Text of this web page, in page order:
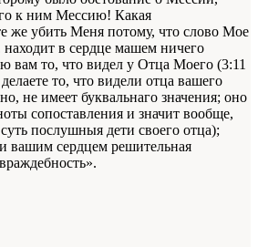
к ним Мессию! Какая
же убить Меня потому, что слово Мое
находит в сердце машем ничего
вам то, что видел у Отца Моего (3:11
то, что видели отца вашего
не имеет буквальнаго значения; оно
сопоставления и значит вообще,
послушныя дети своего отца);
сердцем решительная